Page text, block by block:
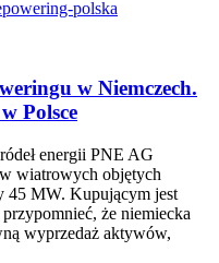
w Niemczech.
Polsce
energii PNE AG
wiatrowych objętych
45 MW. Kupującym jest
że niemiecka
wyprzedaż aktywów,